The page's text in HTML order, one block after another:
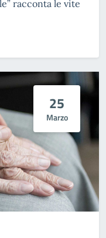
racconta le vite
25
Marzo